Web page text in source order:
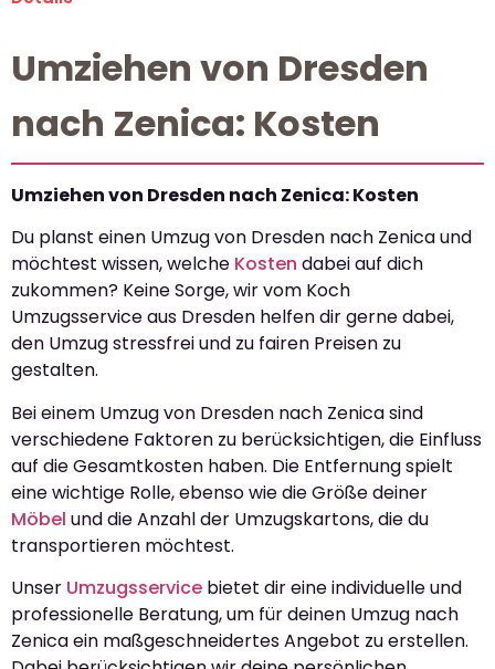
Umziehen von Dresden
nach Zenica: Kosten
Umziehen von Dresden nach Zenica: Kosten
Du planst einen Umzug von Dresden nach Zenica und
möchtest wissen, welche Kosten dabei auf dich
zukommen? Keine Sorge, wir vom Koch
Umzugsservice aus Dresden helfen dir gerne dabei,
den Umzug stressfrei und zu fairen Preisen zu
gestalten.
Bei einem Umzug von Dresden nach Zenica sind
verschiedene Faktoren zu berücksichtigen, die Einfluss
auf die Gesamtkosten haben. Die Entfernung spielt
eine wichtige Rolle, ebenso wie die Größe deiner
Möbel und die Anzahl der Umzugskartons, die du
transportieren möchtest.
Unser Umzugsservice bietet dir eine individuelle und
professionelle Beratung, um für deinen Umzug nach
Zenica ein maßgeschneidertes Angebot zu erstellen.